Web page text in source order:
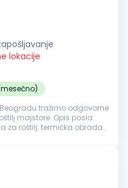
lokacije
tražimo odgovorne
majstore. Opis posla:
za roštilj; termička obrada